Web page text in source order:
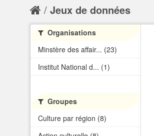
Jeux de données
Organisations
Minstère des affair... (23)
Institut National d... (1)
Groupes
Culture par région (8)